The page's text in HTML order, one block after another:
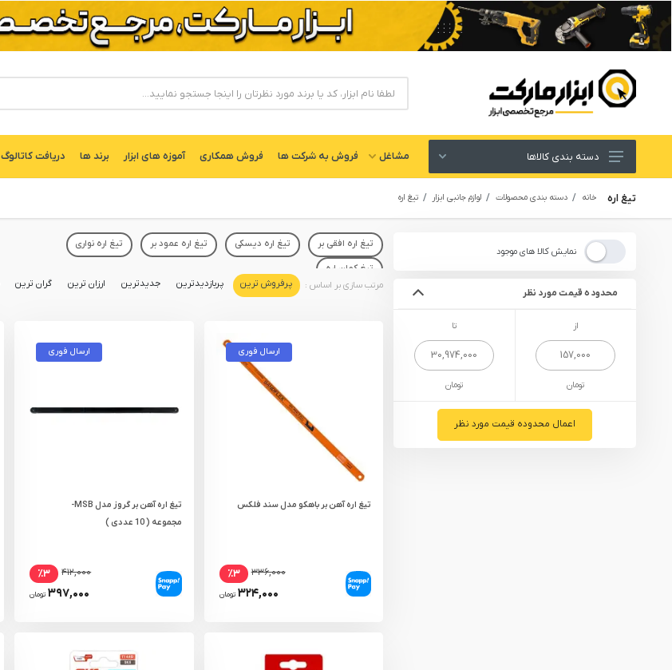
ابزار های برقی و شارژی
لوازم جانبی ابزار
ابزار های دستی و عمومی
یراق آلات
تجهیزات ایمنی
قطعات یدکی ابزارآلات
دسته بندی کالاها مشاغل فروش به شركت ها فروش همکاری آموزه های ابزار برند ها دریافت کاتالوگ
تیغ اره خانه دسته بندی محصولات لوازم جانبی ابزار تیغ اره
نمایش کالا های موجود
محدوده قیمت مورد نظر
از
تومان
تا
تومان
اعمال محدوده قیمت مورد نظر
تیغ اره افقی بر تیغ اره دیسکی تیغ اره عمود بر تیغ اره نواری
تیغ کمان اره
پرفروش ترین
پربازدیدترین جدیدترین ارزان ترین گران ترین
ارسال فوری
تیغ اره آهن بر باهکو مدل سند فلکس
۳۳۶,۰۰۰ ٪۳
۳۲۴,۰۰۰ تومان
ارسال فوری
تیغ اره آهن بر گروز مدل MSB-
مجموعه ( 10 عددی )
۴۱۲,۰۰۰ ٪۳
۳۹۷,۰۰۰ تومان